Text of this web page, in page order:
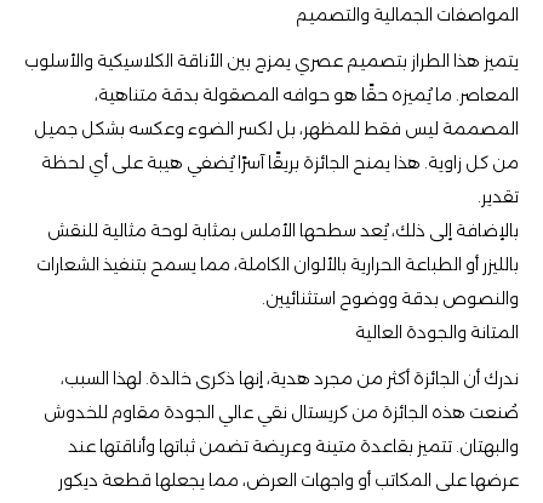
المواصفات الجمالية والتصميم
يتميز هذا الطراز بتصميم عصري يمزج بين الأناقة الكلاسيكية والأسلوب
المعاصر. ما يُميزه حقًا هو حوافه المصقولة بدقة متناهية،
المصممة ليس فقط للمظهر، بل لكسر الضوء وعكسه بشكل جميل
من كل زاوية. هذا يمنح الجائزة بريقًا آسرًا يُضفي هيبة على أي لحظة
تقدير.
بالإضافة إلى ذلك، يُعد سطحها الأملس بمثابة لوحة مثالية للنقش
بالليزر أو الطباعة الحرارية بالألوان الكاملة، مما يسمح بتنفيذ الشعارات
والنصوص بدقة ووضوح استثنائيين.
المتانة والجودة العالية
ندرك أن الجائزة أكثر من مجرد هدية، إنها ذكرى خالدة. لهذا السبب،
صُنعت هذه الجائزة من كريستال نقي عالي الجودة مقاوم للخدوش
والبهتان. تتميز بقاعدة متينة وعريضة تضمن ثباتها وأناقتها عند
عرضها على المكاتب أو واجهات العرض، مما يجعلها قطعة ديكور